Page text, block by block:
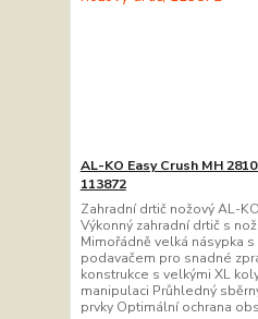
AL-KO Easy Crush MH
113872
Zahradní drtič nožový AL-
Výkonný zahradní drtič s
Mimořádně velká násypka
podavačem pro snadné
konstrukce s velkými XL
manipulaci Průhledný
prvky Optimální ochrana